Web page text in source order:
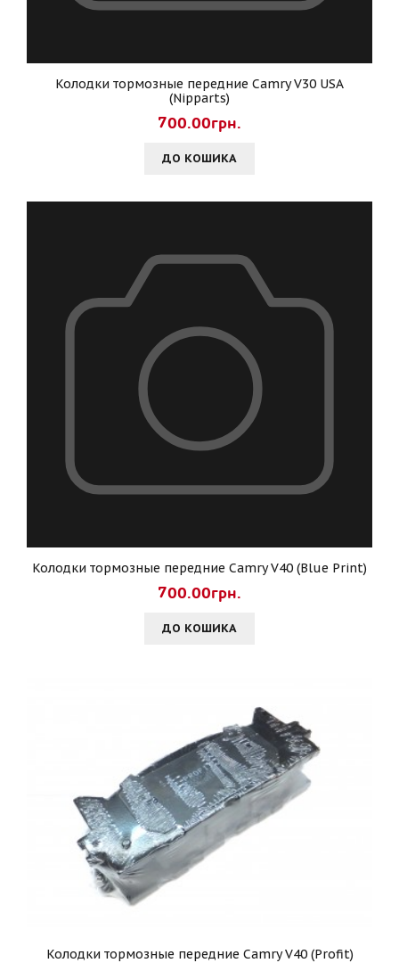
Колодки тормозные передние Camry V30 USA
(Nipparts)
700.00грн.
ДО КОШИКА
Колодки тормозные передние Camry V40 (Blue Print)
700.00грн.
ДО КОШИКА
Колодки тормозные передние Camry V40 (Profit)